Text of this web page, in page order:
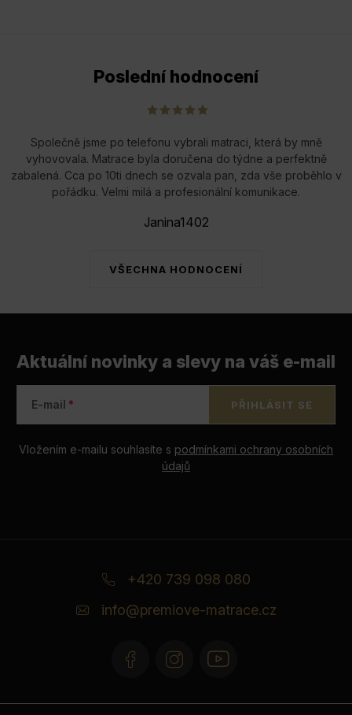
Poslední hodnocení
VŠECHNA HODNOCENÍ
Společně jsme po telefonu vybrali matraci, která by mně
vyhovovala. Matrace byla doručena do týdne a perfektně
zabalená. Cca po 10ti dnech se ozvala pan, zda vše proběhlo v
pořádku. Velmi milá a profesionální komunikace.
Janina1402
Aktuální novinky a slevy na váš e-mail
E-mail
Vložením e-mailu souhlasíte s podmínkami ochrany osobních
údajů
PŘIHLÁSIT SE
+420 739 098 080
info@premiove-matrace.cz